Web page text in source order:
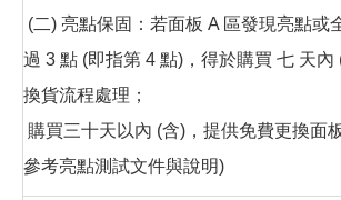
(二) 亮點保固：若面板 A 區發現亮點或
過 3 點 (即指第 4 點)，得於購買 七 天內
換貨流程處理；
購買三十天以內 (含)，提供免費更換面
參考亮點測試文件與說明)